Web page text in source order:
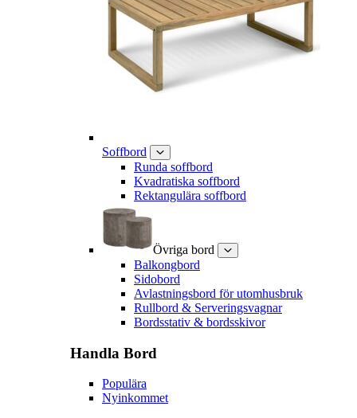
Soffbord
Runda soffbord
Kvadratiska soffbord
Rektangulära soffbord
Övriga bord
Balkongbord
Sidobord
Avlastningsbord för utomhusbruk
Rullbord & Serveringsvagnar
Bordsstativ & bordsskivor
Handla Bord
Populära
Nyinkommet